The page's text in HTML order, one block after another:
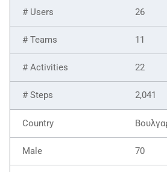
26
11
22
2,041
70